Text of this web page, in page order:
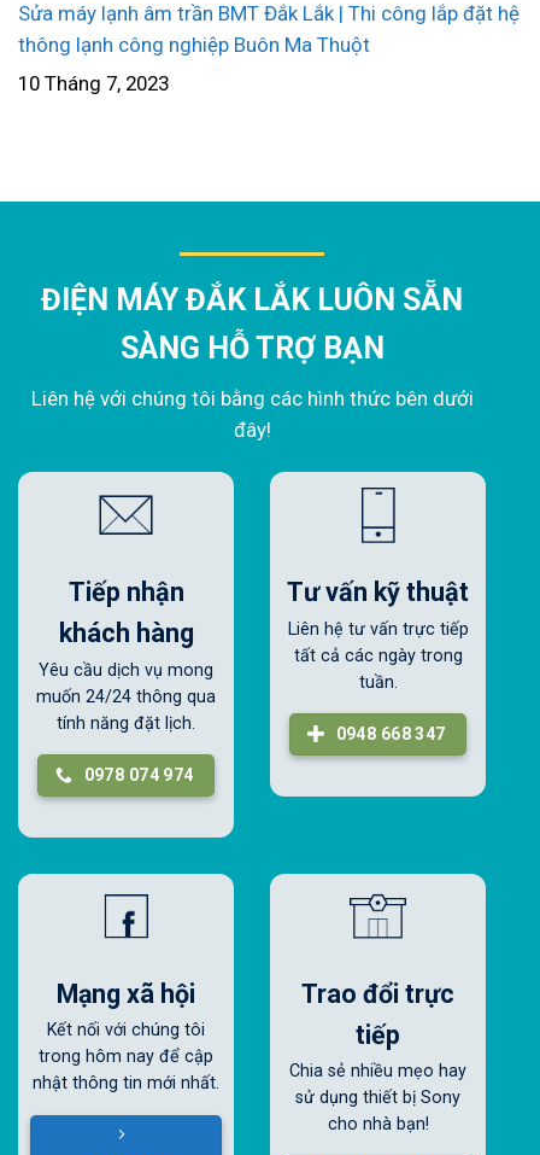
Sửa máy lạnh âm trần BMT Đắk Lắk | Thi công lắp đặt hệ
thông lạnh công nghiệp Buôn Ma Thuột
10 Tháng 7, 2023
ĐIỆN MÁY ĐẮK LẮK LUÔN SẴN
SÀNG HỖ TRỢ BẠN
Liên hệ với chúng tôi bằng các hình thức bên dưới
đây!
Tiếp nhận
khách hàng
Yêu cầu dịch vụ mong
muốn 24/24 thông qua
tính năng đặt lịch.
0978 074 974
Tư vấn kỹ thuật
Liên hệ tư vấn trực tiếp
tất cả các ngày trong
tuần.
0948 668 347
Mạng xã hội
Kết nối với chúng tôi
trong hôm nay để cập
nhật thông tin mới nhất.
Trao đổi trực
tiếp
Chia sẻ nhiều mẹo hay
sử dụng thiết bị Sony
cho nhà bạn!